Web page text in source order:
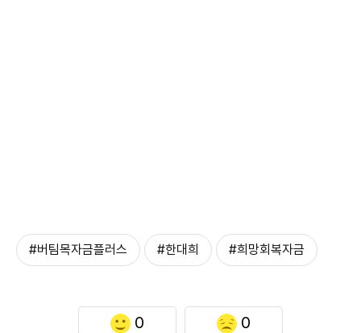
#버팀목자금플러스 #한대희 #희망회복자금
0 0